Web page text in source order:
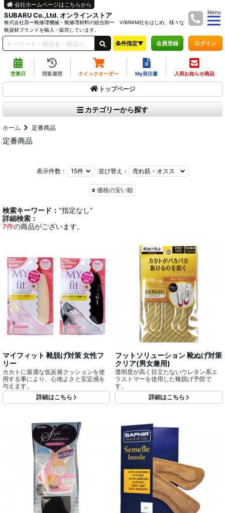
SUBARU Co.,Ltd. オンラインストア
株式会社昴ー靴修理機械・靴修理材料の総合卸ー VIBRAM社をはじめ、様々な
靴資材ブランドを輸入・販売しています。
Menu
会社ホームページはこちらから
条件指定▼ 会員登録 ログイン
営業日 閲覧履歴 クイックオーダー My発注書 入荷お知らせ商品
トップページ
カテゴリーから探す
ホーム 定番商品
定番商品
表示件数： 並び替え：
価格の安い順
検索キーワード： "指定なし"
詳細検索：
7件の商品がございます。
マイフィット 靴脱げ対策 女性フ
リー
カカトに最適な低反発クッションを使
用する事により、心地よさと安定感を
与えます。
詳細はこちら
フットソリューション 靴ぬげ対策
クリア(男女兼用)
透明度が高く目立たないウレタン系エ
ラストマーを使用した靴脱げ予防で
す。
詳細はこちら